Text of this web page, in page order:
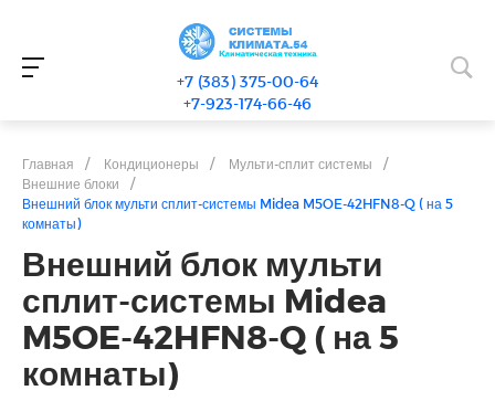
+7 (383) 375-00-64
+7-923-174-66-46
Главная / Кондиционеры / Мульти-сплит системы
/
Внешние блоки
/
Внешний блок мульти сплит-системы Midea M5OE-42HFN8-Q ( на 5
комнаты)
Внешний блок мульти
сплит-системы Midea
M5OE-42HFN8-Q ( на 5
комнаты)